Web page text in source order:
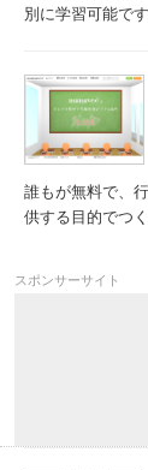
別に学習可能です
誰もが無料で、
供する目的でつ
スポンサーサイト